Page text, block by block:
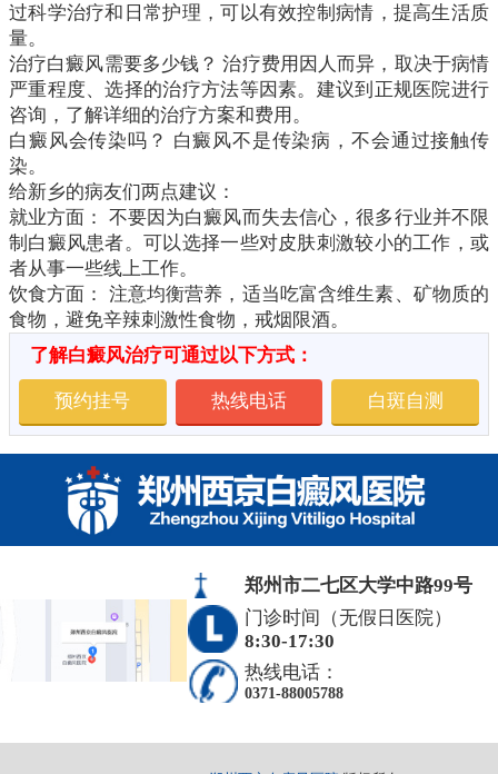
过科学治疗和日常护理，可以有效控制病情，提高生活质
量。
治疗白癜风需要多少钱？ 治疗费用因人而异，取决于病情
严重程度、选择的治疗方法等因素。建议到正规医院进行
咨询，了解详细的治疗方案和费用。
白癜风会传染吗？ 白癜风不是传染病，不会通过接触传
染。
给新乡的病友们两点建议：
就业方面： 不要因为白癜风而失去信心，很多行业并不限
制白癜风患者。可以选择一些对皮肤刺激较小的工作，或
者从事一些线上工作。
饮食方面： 注意均衡营养，适当吃富含维生素、矿物质的
食物，避免辛辣刺激性食物，戒烟限酒。
了解白癜风治疗可通过以下方式：
预约挂号 热线电话 白斑自测
郑州市二七区大学中路99号
门诊时间（无假日医院）
8:30-17:30
热线电话：
0371-88005788